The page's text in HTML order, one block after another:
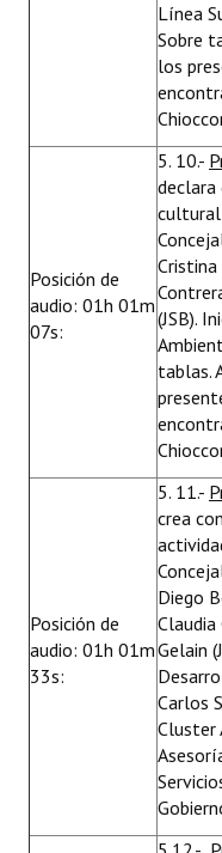
Línea
Sobre
los
Posición de
audio: 01h 01m
07s:
5. 10.-
declara
cultural
Cristina
(JSB).
tablas.
Posición de
audio: 01h 01m
33s:
5. 11.-
crea
Diego
Claudia
Gelain
Carlos
Cluster